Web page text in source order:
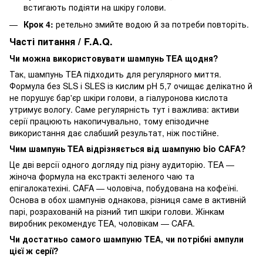
встигають подіяти на шкіру голови.
Крок 4: ретельно змийте водою й за потреби повторіть.
Часті питання / F.A.Q.
Чи можна використовувати шампунь TEA щодня?
Так, шампунь TEA підходить для регулярного миття.
Формула без SLS і SLES із кислим pH 5,7 очищає делікатно й
не порушує бар'єр шкіри голови, а гіалуронова кислота
утримує вологу. Саме регулярність тут і важлива: активи
серії працюють накопичувально, тому епізодичне
використання дає слабший результат, ніж постійне.
Чим шампунь TEA відрізняється від шампуню bio CAFA?
Це дві версії одного догляду під різну аудиторію. TEA —
жіноча формула на екстракті зеленого чаю та
епігалокатехіні. CAFA — чоловіча, побудована на кофеїні.
Основа в обох шампунів однакова, різниця саме в активній
парі, розрахованій на різний тип шкіри голови. Жінкам
виробник рекомендує TEA, чоловікам — CAFA.
Чи достатньо самого шампуню TEA, чи потрібні ампули
цієї ж серії?